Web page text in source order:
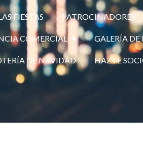
FIESTAS PATROCINADORES
COMERCIAL GALERÍA DE
DE NAVIDAD HAZTE